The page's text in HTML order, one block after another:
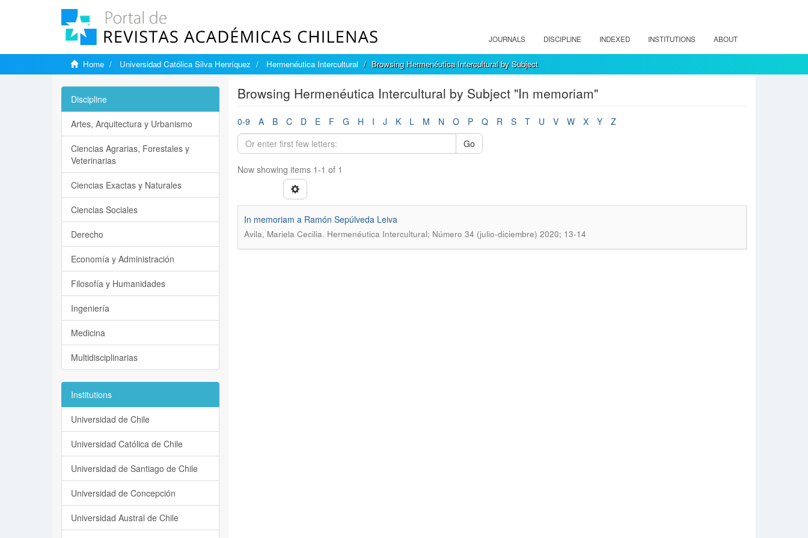
JOURNALS DISCIPLINE INDEXED INSTITUTIONS ABOUT
Home Universidad Católica Silva Henríquez Hermenéutica Intercultural Browsing Hermenéutica Intercultural by Subject
Browsing Hermenéutica Intercultural by Subject "In memoriam"
0-9 A B C D E F G H I J K L M N O P Q R S T U V W X Y
Z
Go
Now showing items 1-1 of 1
In memoriam a Ramón Sepúlveda Leiva
Avila, Mariela Cecilia. Hermenéutica Intercultural; Número 34 (julio-diciembre) 2020; 13-14
Discipline
Artes, Arquitectura y Urbanismo
Ciencias Agrarias, Forestales y
Veterinarias
Ciencias Exactas y Naturales
Ciencias Sociales
Derecho
Economía y Administración
Filosofía y Humanidades
Ingeniería
Medicina
Multidisciplinarias
Institutions
Universidad de Chile
Universidad Católica de Chile
Universidad de Santiago de Chile
Universidad de Concepción
Universidad Austral de Chile